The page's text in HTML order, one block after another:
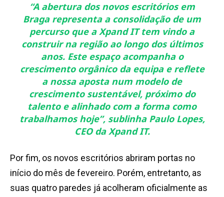
“A abertura dos novos escritórios em
Braga representa a consolidação de um
percurso que a Xpand IT tem vindo a
construir na região ao longo dos últimos
anos. Este espaço acompanha o
crescimento orgânico da equipa e reflete
a nossa aposta num modelo de
crescimento sustentável, próximo do
talento e alinhado com a forma como
trabalhamos hoje”, sublinha Paulo Lopes,
CEO da Xpand IT.
Por fim, os novos escritórios abriram portas no
início do mês de fevereiro. Porém, entretanto, as
suas quatro paredes já acolheram oficialmente as